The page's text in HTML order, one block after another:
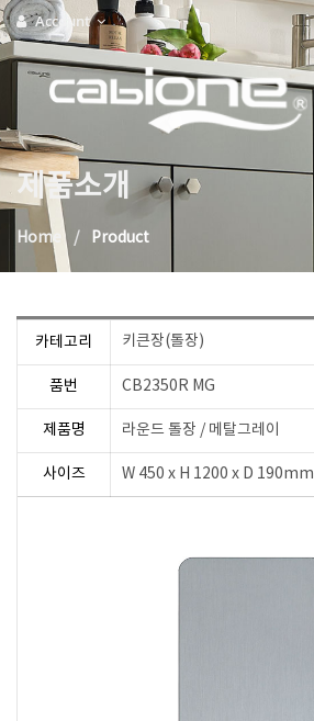
Account
제품소개
Home Product
카테고리 키큰장(톨장)
품번 CB2350R MG
제품명 라운드 톨장 / 메탈그레이
사이즈 W 450 x H 1200 x D 190mm